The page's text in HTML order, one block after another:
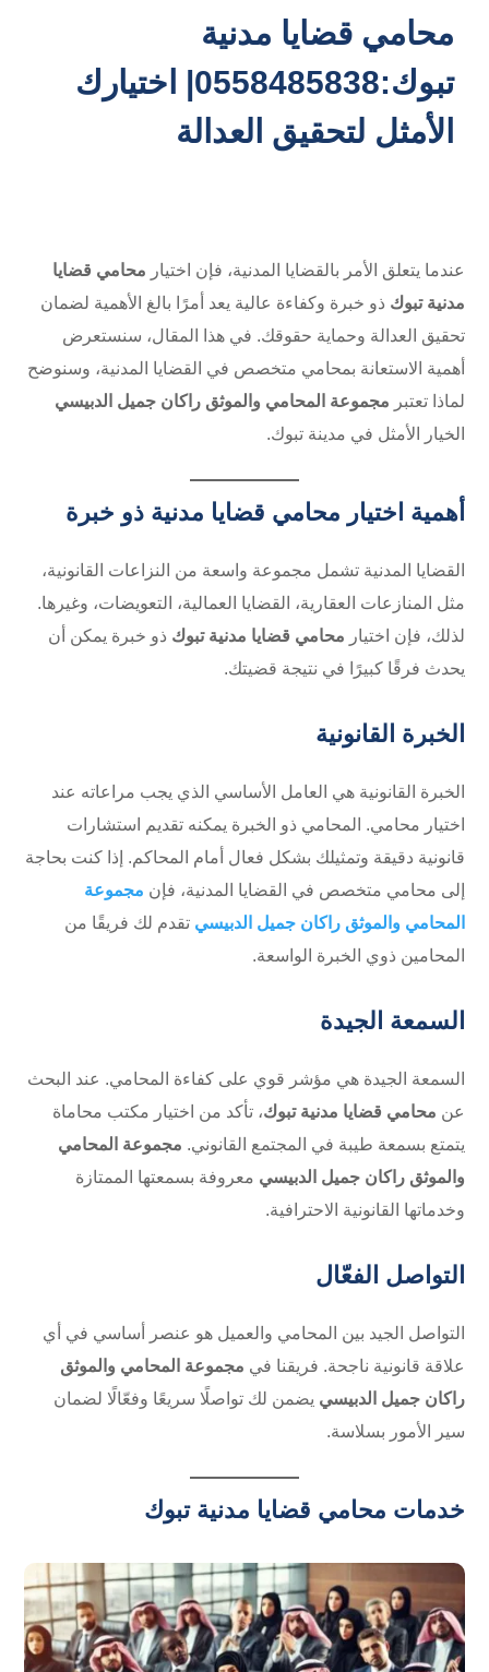
محامي قضايا مدنية
تبوك:0558485838| اختيارك
الأمثل لتحقيق العدالة
عندما يتعلق الأمر بالقضايا المدنية، فإن اختيار محامي قضايا
مدنية تبوك ذو خبرة وكفاءة عالية يعد أمرًا بالغ الأهمية لضمان
تحقيق العدالة وحماية حقوقك. في هذا المقال، سنستعرض
أهمية الاستعانة بمحامي متخصص في القضايا المدنية، وسنوضح
لماذا تعتبر مجموعة المحامي والموثق راكان جميل الدبيسي
الخيار الأمثل في مدينة تبوك.
أهمية اختيار محامي قضايا مدنية ذو خبرة
القضايا المدنية تشمل مجموعة واسعة من النزاعات القانونية،
مثل المنازعات العقارية، القضايا العمالية، التعويضات، وغيرها.
لذلك، فإن اختيار محامي قضايا مدنية تبوك ذو خبرة يمكن أن
يحدث فرقًا كبيرًا في نتيجة قضيتك.
الخبرة القانونية
الخبرة القانونية هي العامل الأساسي الذي يجب مراعاته عند
اختيار محامي. المحامي ذو الخبرة يمكنه تقديم استشارات
قانونية دقيقة وتمثيلك بشكل فعال أمام المحاكم. إذا كنت بحاجة
إلى محامي متخصص في القضايا المدنية، فإن مجموعة
المحامي والموثق راكان جميل الدبيسي تقدم لك فريقًا من
المحامين ذوي الخبرة الواسعة.
السمعة الجيدة
السمعة الجيدة هي مؤشر قوي على كفاءة المحامي. عند البحث
عن محامي قضايا مدنية تبوك، تأكد من اختيار مكتب محاماة
يتمتع بسمعة طيبة في المجتمع القانوني. مجموعة المحامي
والموثق راكان جميل الدبيسي معروفة بسمعتها الممتازة
وخدماتها القانونية الاحترافية.
التواصل الفعّال
التواصل الجيد بين المحامي والعميل هو عنصر أساسي في أي
علاقة قانونية ناجحة. فريقنا في مجموعة المحامي والموثق
راكان جميل الدبيسي يضمن لك تواصلًا سريعًا وفعّالًا لضمان
سير الأمور بسلاسة.
خدمات محامي قضايا مدنية تبوك